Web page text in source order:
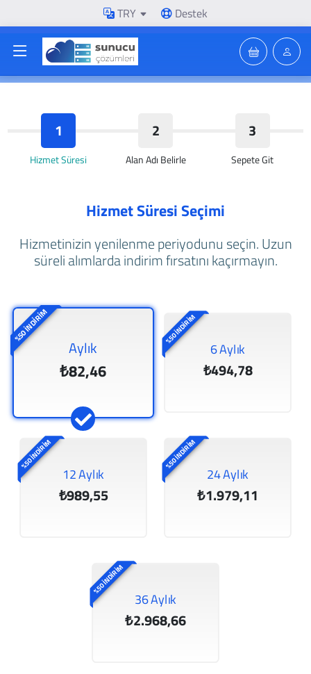
TRY Destek
1
Hizmet Süresi
2
Alan Adı Belirle
3
Sepete Git
Hizmet Süresi Seçimi
Hizmetinizin yenilenme periyodunu seçin. Uzun
süreli alımlarda indirim fırsatını kaçırmayın.
%50 İNDİRİM
Aylık
₺82,46
%50 İNDİRİM
6 Aylık
₺494,78
%50 İNDİRİM
12 Aylık
₺989,55
%50 İNDİRİM
24 Aylık
₺1.979,11
%50 İNDİRİM
36 Aylık
₺2.968,66